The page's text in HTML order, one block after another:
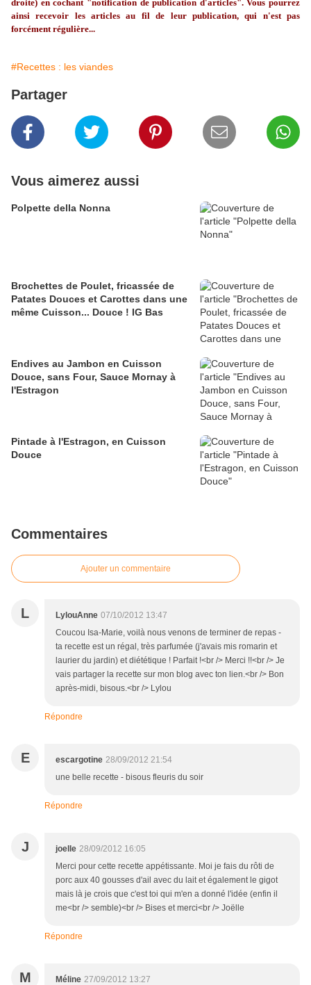
droite) en cochant "notification de publication d'articles". Vous pourrez
ainsi recevoir les articles au fil de leur publication, qui n'est pas
forcément régulière...
#Recettes : les viandes
Partager
Vous aimerez aussi
Polpette della Nonna
Brochettes de Poulet, fricassée de
Patates Douces et Carottes dans une
même Cuisson... Douce ! IG Bas
Endives au Jambon en Cuisson
Douce, sans Four, Sauce Mornay à
l'Estragon
Pintade à l'Estragon, en Cuisson
Douce
Commentaires
Ajouter un commentaire
L LylouAnne 07/10/2012 13:47
Coucou Isa-Marie, voilà nous venons de terminer de repas -
ta recette est un régal, très parfumée (j'avais mis romarin et
laurier du jardin) et diététique ! Parfait !<br /> Merci !!<br /> Je
vais partager la recette sur mon blog avec ton lien.<br /> Bon
après-midi, bisous.<br /> Lylou
Répondre
E escargotine 28/09/2012 21:54
une belle recette - bisous fleuris du soir
Répondre
J joelle 28/09/2012 16:05
Merci pour cette recette appétissante. Moi je fais du rôti de
porc aux 40 gousses d'ail avec du lait et également le gigot
mais là je crois que c'est toi qui m'en a donné l'idée (enfin il
me<br /> semble)<br /> Bises et merci<br /> Joëlle
Répondre
M Méline 27/09/2012 13:27